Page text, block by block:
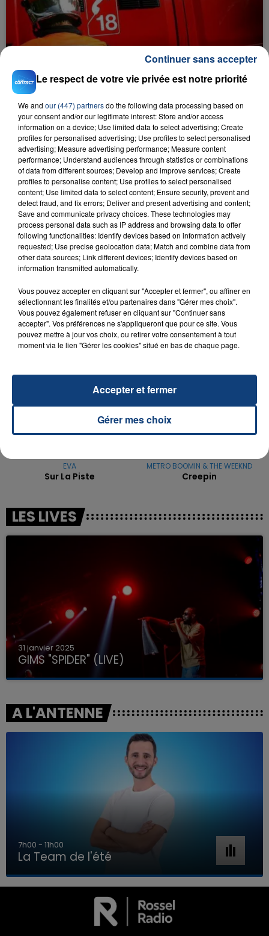
LA TEAM DE L'ÉTÉ
23 juillet 2026
INCENDIE MORTEL À LENS : UNE FEMME ET
SON BÉBÉ ENTRE LA VIE ET LA...
Un homme s'est immolé par le feu après avoir
aspergé sa compagne et leur bébé de trois mois
d'un liquide inflammable.
20 juillet 2026
UNE ADOLESCENTE DEVANT SE FAIRE
OPÉRER DE LA CHEVILLE RESSORT DE LA...
La famille a porté plainte contre la clinique qui a
excuses.
TITRES DIFFUSÉS
7h08
7h08
EVA
Sur La Piste
7h06
7h06
METRO BOOMIN & THE WEEKND
Creepin
LES LIVES
31 janvier 2025
GIMS "SPIDER" (LIVE)
A L'ANTENNE
7h00 - 11h00
La Team de l'été
Le respect de votre vie privée est notre priorité
We and our (447) partnersdo the following data processing based on
your consent and/or our legitimate interest: Store and/or access
information on a device; Use limited data to select advertising; Create
profiles for personalised advertising; Use profiles to select personalised
advertising; Measure advertising performance; Measure content
performance; Understand audiences through statistics or combinations
of data from different sources; Develop and improve services; Create
profiles to personalise content; Use profiles to select personalised
content; Use limited data to select content; Ensure security, prevent and
detect fraud, and fix errors; Deliver and present advertising and content;
Save and communicate privacy choices. These technologies may
process personal data such as IP address and browsing data to offer
following functionalities: Identify devices based on information actively
requested; Use precise geolocation data; Match and combine data from
other data sources; Link different devices; Identify devices based on
information transmitted automatically.
Vous pouvez accepter en cliquant sur "Accepter et fermer", ou affiner en
sélectionnant les finalités et/ou partenaires dans "Gérer mes choix".
Vous pouvez également refuser en cliquant sur "Continuer sans
accepter". Vos préférences ne s'appliqueront que pour ce site. Vous
pouvez mettre à jour vos choix, ou retirer votre consentement à tout
moment via le lien "Gérer les cookies" situé en bas de chaque page.
Gérer mes choix
Accepter et fermer
Continuer sans accepter